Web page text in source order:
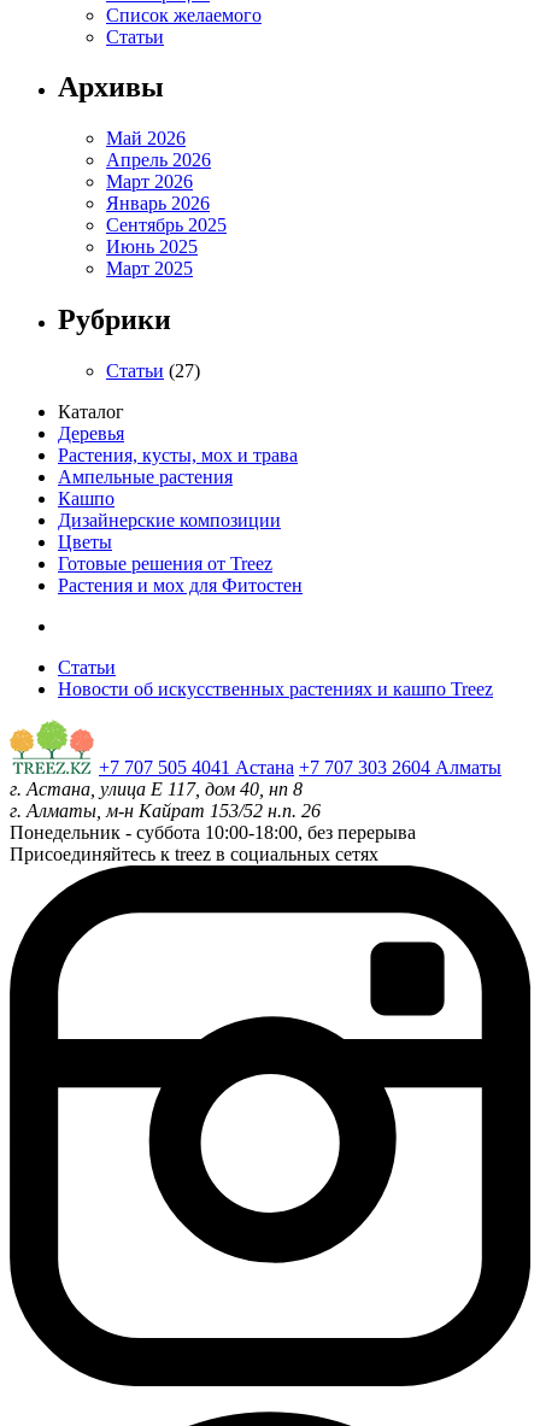
Список желаемого
Статьи
Архивы
Май 2026
Апрель 2026
Март 2026
Январь 2026
Сентябрь 2025
Июнь 2025
Март 2025
Рубрики
Статьи (27)
Каталог
Деревья
Растения, кусты, мох и трава
Ампельные растения
Кашпо
Дизайнерские композиции
Цветы
Готовые решения от Treez
Растения и мох для Фитостен
Статьи
Новости об искусственных растениях и кашпо Treez
+7 707 505 4041 Астана +7 707 303 2604 Алматы
г. Астана, улица Е 117, дом 40, нп 8
г. Алматы, м-н Кайрат 153/52 н.п. 26
Понедельник - суббота 10:00-18:00, без перерыва
Присоединяйтесь к treez в социальных сетях